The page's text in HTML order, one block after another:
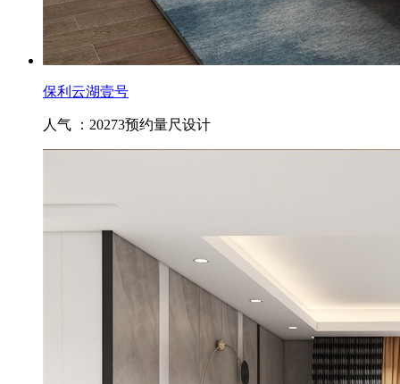
保利云湖壹号
人气 ：20273预约量尺设计